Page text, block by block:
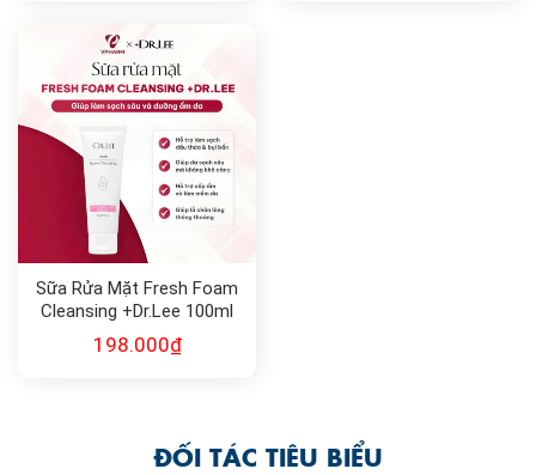
Sữa Rửa Mặt Fresh Foam
Cleansing +Dr.Lee 100ml
198.000₫
ĐỐI TÁC TIÊU BIỂU